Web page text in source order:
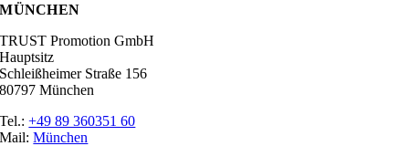
MÜNCHEN
TRUST Promotion GmbH
Hauptsitz
Schleißheimer Straße 156
80797 München
Tel.:+49 89 360351 60
Mail:München